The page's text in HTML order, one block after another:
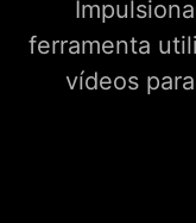
ferramenta
vídeos